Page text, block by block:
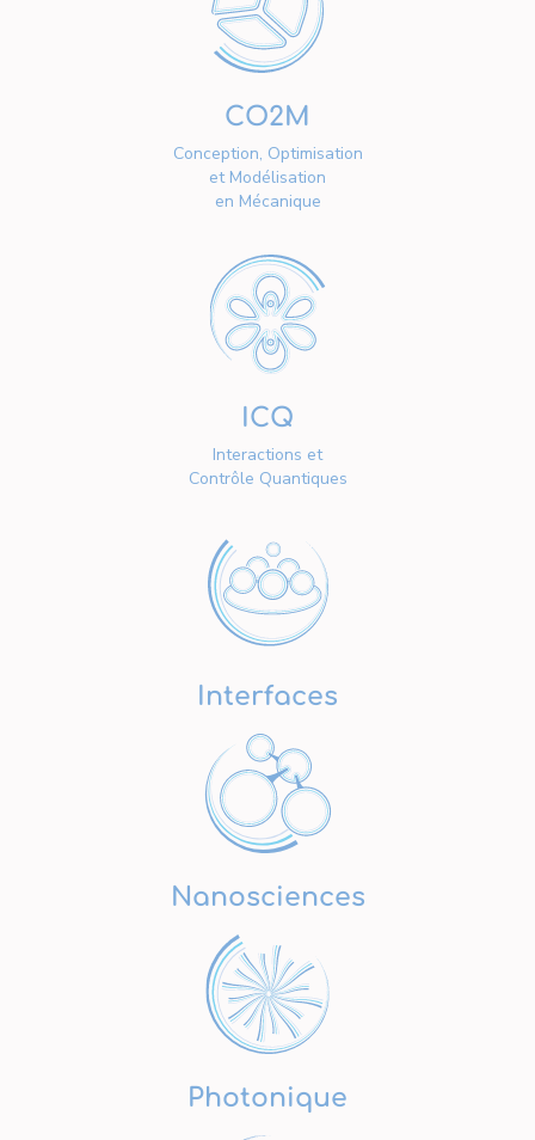
CO2M
Conception, Optimisation
et Modélisation
en Mécanique
ICQ
Interactions et
Contrôle Quantiques
Interfaces
Nanosciences
Photonique